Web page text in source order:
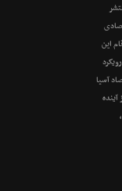
آسیا